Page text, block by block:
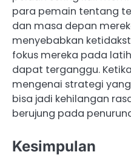
para pemain tentang
dan masa depan
menyebabkan
fokus mereka pada
dapat terganggu.
mengenai strategi
bisa jadi kehilangan
berujung pada
Kesimpulan